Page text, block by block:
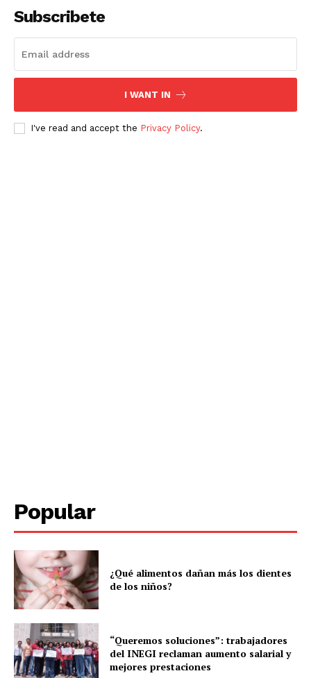
Subscribete
I WANT IN
I've read and accept the Privacy Policy.
Popular
¿Qué alimentos dañan más los dientes
de los niños?
“Queremos soluciones”: trabajadores
del INEGI reclaman aumento salarial y
mejores prestaciones